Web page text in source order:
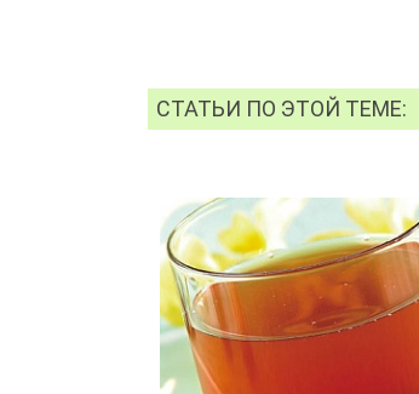
СТАТЬИ ПО ЭТОЙ ТЕМЕ: